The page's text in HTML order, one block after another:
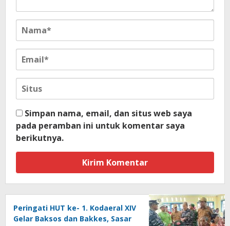
Simpan nama, email, dan situs web saya
pada peramban ini untuk komentar saya
berikutnya.
Peringati HUT ke- 1. Kodaeral XIV
Gelar Baksos dan Bakkes, Sasar